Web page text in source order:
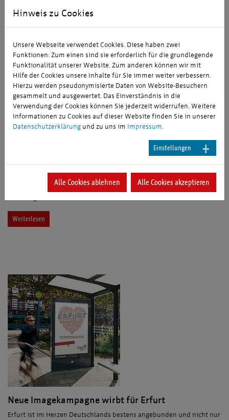
Studie Vitale Innenstädte: Erfurt auf Platz 1
Im Städte-Vergleich schneidet die Shopping-Stadt Erfurt
Weiterlesen
Neue Imagekampagne wirbt für Erfurt
Erfurt ist im Herzen Deutschlands bestens angebunden und nicht nur
Hinweis zu Cookies
Unsere Webseite verwendet Cookies. Diese haben zwei
Funktionen: Zum einen sind sie erforderlich für die grundlegende
Funktionalität unserer Website. Zum anderen können wir mit
Hilfe der Cookies unsere Inhalte für Sie immer weiter verbessern.
Hierzu werden pseudonymisierte Daten von Website-Besuchern
gesammelt und ausgewertet. Das Einverständnis in die
Verwendung der Cookies können Sie jederzeit widerrufen. Weitere
Informationen zu Cookies auf dieser Website finden Sie in unserer
Datenschutzerklärung und zu uns im Impressum.
Einstellungen
Alle Cookies ablehnen Alle Cookies akzeptieren